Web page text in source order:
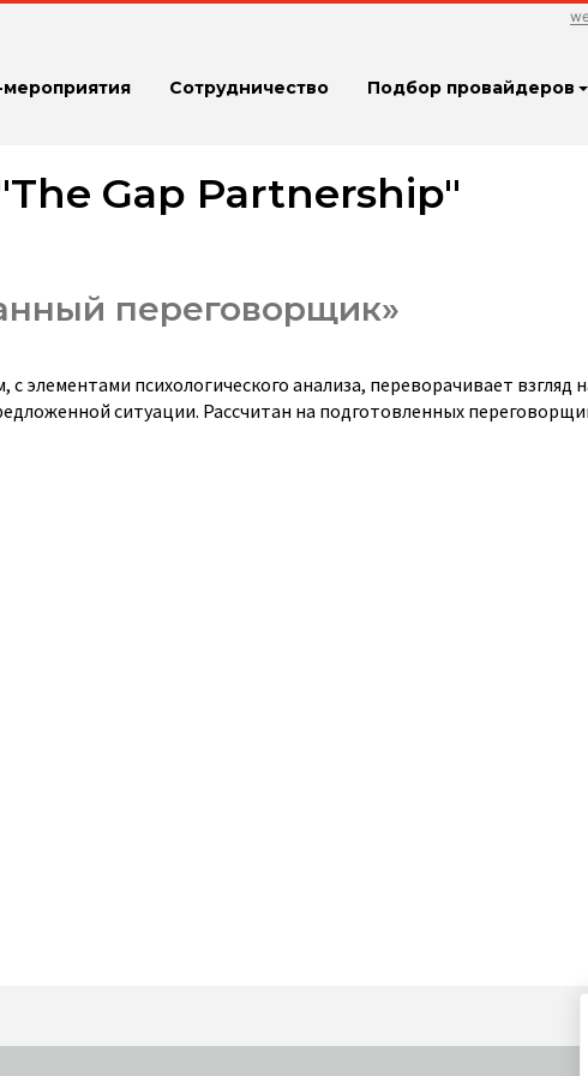
мероприятия Сотрудничество Подбор провайдеров
Gap Partnership"
переговорщик»
элементами психологического анализа, переворачивает взгляд
ситуации. Рассчитан на подготовленных